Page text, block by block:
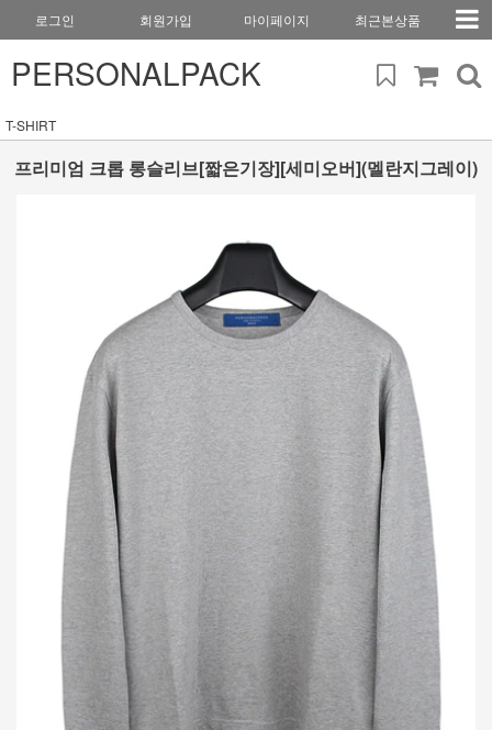
로그인 회원가입 마이페이지 최근본상품
PERSONALPACK
T-SHIRT
프리미엄 크롭 롱슬리브[짧은기장][세미오버](멜란지그레이)